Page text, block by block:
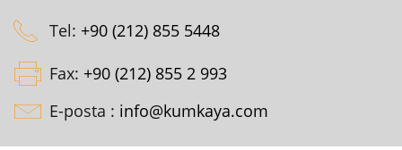
Tel: +90 (212) 855 5448
Fax: +90 (212) 855 2 993
E-posta : info@kumkaya.com